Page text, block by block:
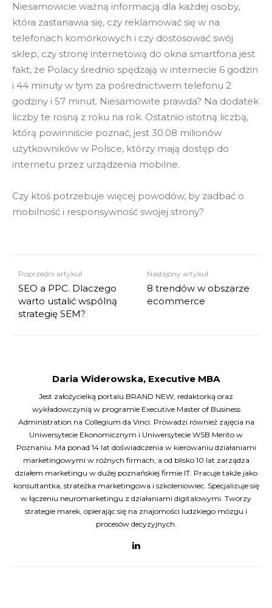
Niesamowicie ważną informacją dla każdej osoby,
która zastanawia się, czy reklamować się w na
telefonach komórkowych i czy dostosować swój
sklep, czy stronę internetową do okna smartfona jest
fakt, że Polacy średnio spędzają w internecie 6 godzin
i 44 minuty w tym za pośrednictwem telefonu 2
godziny i 57 minut. Niesamowite prawda? Na dodatek
liczby te rosną z roku na rok. Ostatnio istotną liczbą,
którą powinniście poznać, jest 30.08 milionów
użytkowników w Polsce, którzy mają dostęp do
internetu przez urządzenia mobilne.
Czy ktoś potrzebuje więcej powodów, by zadbać o
mobilność i responsywność swojej strony?
Poprzedni artykuł
SEO a PPC. Dlaczego
warto ustalić wspólną
strategię SEM?
Następny artykuł
8 trendów w obszarze
ecommerce
Daria Widerowska, Executive MBA
Jest założycielką portalu BRAND NEW, redaktorką oraz
wykładowczynią w programie Executive Master of Business
Administration na Collegium da Vinci. Prowadzi również zajęcia na
Uniwersytecie Ekonomicznym i Uniwersytecie WSB Merito w
Poznaniu. Ma ponad 14 lat doświadczenia w kierowaniu działaniami
marketingowymi w różnych firmach, a od blisko 10 lat zarządza
działem marketingu w dużej poznańskiej firmie IT. Pracuje także jako
konsultantka, strateżka marketingowa i szkoleniowiec. Specjalizuje się
w łączeniu neuromarketingu z działaniami digitalowymi. Tworzy
strategie marek, opierając się na znajomości ludzkiego mózgu i
procesów decyzyjnych.